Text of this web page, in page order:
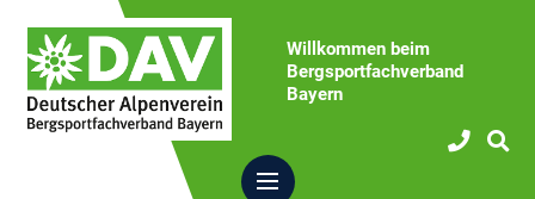
Willkommen beim
Bergsportfachverband
Bayern